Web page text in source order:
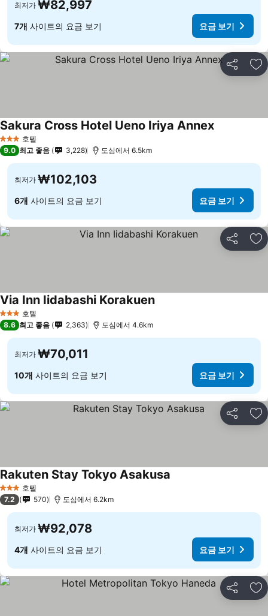
최저가 ₩82,997
7개 사이트의 요금 보기 요금 보기
공유 즐
3 성급 호텔
Sakura Cross Hotel Ueno Iriya Annex
9.0 최고 좋음 3,228 도심에서 6.5km
최저가 ₩102,103
6개 사이트의 요금 보기 요금 보기
공유 즐
3 성급 호텔
Via Inn Iidabashi Korakuen
8.6 최고 좋음 2,363 도심에서 4.6km
최저가 ₩70,011
10개 사이트의 요금 보기 요금 보기
공유 즐
3 성급 호텔
Rakuten Stay Tokyo Asakusa
7.2 570 도심에서 6.2km
최저가 ₩92,078
4개 사이트의 요금 보기 요금 보기
공유 즐